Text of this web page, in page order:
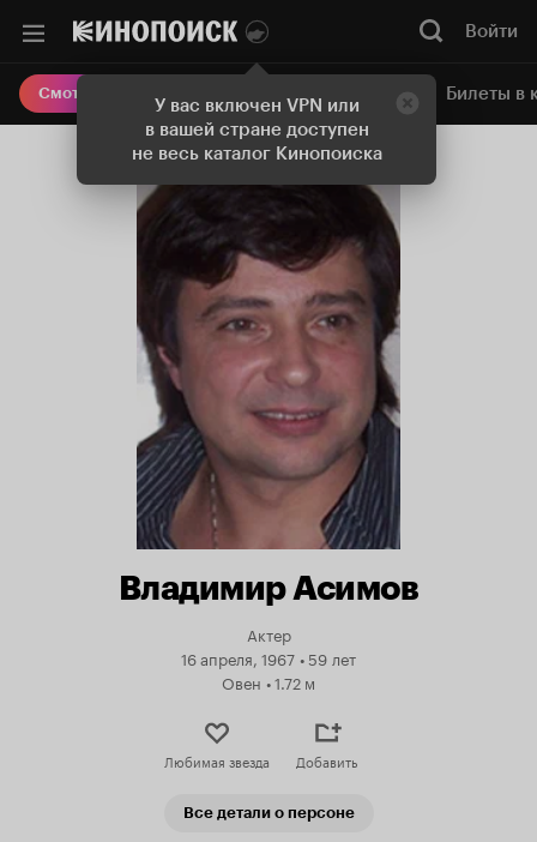
У вас включен VPN или
в вашей стране доступен
не весь каталог Кинопоиска
Войти
Смотреть кино Онлайн-кинотеатр Билеты в
Владимир Асимов
Актер
16 апреля, 1967 •59 лет
Овен •1.72 м
Любимая звезда Добавить
Все детали о персоне